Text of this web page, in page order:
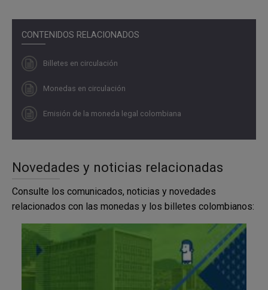
CONTENIDOS RELACIONADOS
Billetes en circulación
Monedas en circulación
Emisión de la moneda legal colombiana
antioqueño
Disponible
Novedades y noticias relacionadas
Consulte los comunicados, noticias y novedades
relacionados con las monedas y los billetes colombianos: